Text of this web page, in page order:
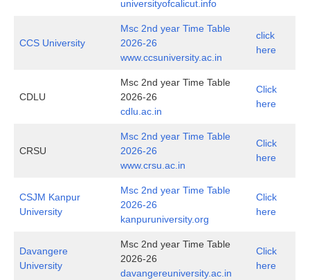
universityofcalicut.info
CCS University
Msc 2nd year Time Table
2026-26
www.ccsuniversity.ac.in
click
here
CDLU
Msc 2nd year Time Table
2026-26
cdlu.ac.in
Click
here
CRSU
Msc 2nd year Time Table
2026-26
www.crsu.ac.in
Click
here
CSJM Kanpur
University
Msc 2nd year Time Table
2026-26
kanpuruniversity.org
Click
here
Davangere
University
Msc 2nd year Time Table
2026-26
davangereuniversity.ac.in
Click
here